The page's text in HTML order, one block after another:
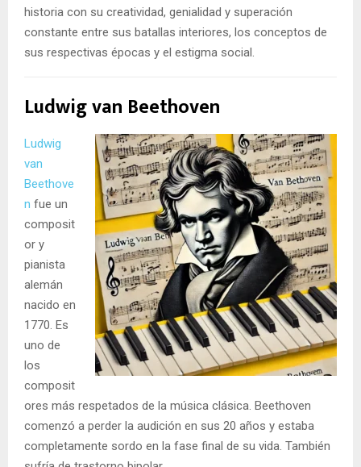
historia con su creatividad, genialidad y superación
constante entre sus batallas interiores, los conceptos de
sus respectivas épocas y el estigma social.
Ludwig van Beethoven
Ludwig
van
Beethove
n fue un
composit
or y
pianista
alemán
nacido en
1770. Es
uno de
los
composit
ores más respetados de la música clásica. Beethoven
comenzó a perder la audición en sus 20 años y estaba
completamente sordo en la fase final de su vida. También